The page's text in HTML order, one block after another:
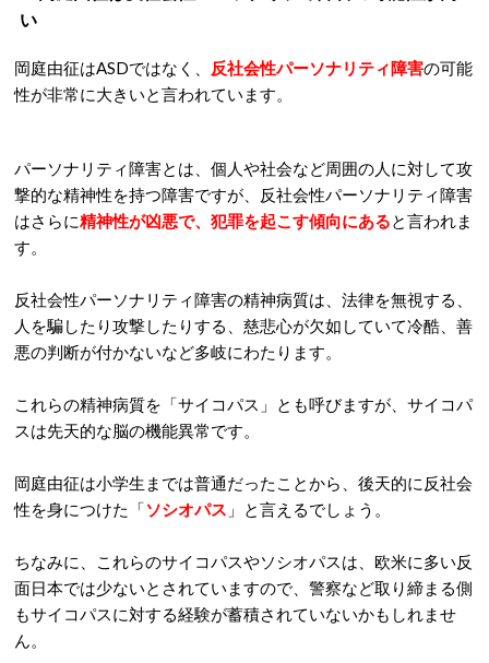
い
岡庭由征はASDではなく、 反社会性パーソナリティ障害の可能
性が非常に大きいと言われています。
パーソナリティ障害とは、個人や社会など周囲の人に対して攻
撃的な精神性を持つ障害ですが、反社会性パーソナリティ障害
はさらに精神性が凶悪で、犯罪を起こす傾向にあると言われま
す。
反社会性パーソナリティ障害の精神病質は、法律を無視する、
人を騙したり攻撃したりする、慈悲心が欠如していて冷酷、善
悪の判断が付かないなど多岐にわたります。
これらの精神病質を「サイコパス」とも呼びますが、サイコパ
スは先天的な脳の機能異常です。
岡庭由征は小学生までは普通だったことから、後天的に反社会
性を身につけた「ソシオパス 」と言えるでしょう。
ちなみに、これらのサイコパスやソシオパスは、欧米に多い反
面日本では少ないとされていますので、警察など取り締まる側
もサイコパスに対する経験が蓄積されていないかもしれませ
ん。